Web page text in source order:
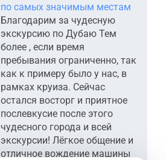
по самых значимым местам
Благодарим за чудесную
экскурсию по Дубаю Тем
более , если время
пребывания ограниченно, так
как к примеру было у нас, в
рамках круиза. Сейчас
остался восторг и приятное
послевкусие после этого
чудесного города и всей
экскурсии! Лёгкое общение и
отличное вождение машины